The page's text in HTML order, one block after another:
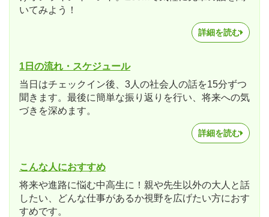
いてみよう！
詳細を読む
1日の流れ・スケジュール
当日はチェックイン後、3人の社会人の話を15分ずつ
聞きます。最後に簡単な振り返りを行い、将来への気
づきを深めます。
詳細を読む
こんな人におすすめ
将来や進路に悩む中高生に！親や先生以外の大人と話
したい、どんな仕事があるか視野を広げたい方におす
すめです。